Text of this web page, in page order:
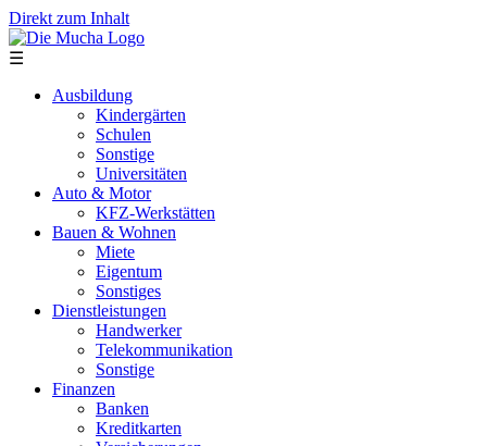
Direkt zum Inhalt
☰
Ausbildung
Kindergärten
Schulen
Sonstige
Universitäten
Auto & Motor
KFZ-Werkstätten
Bauen & Wohnen
Miete
Eigentum
Sonstiges
Dienstleistungen
Handwerker
Telekommunikation
Sonstige
Finanzen
Banken
Kreditkarten